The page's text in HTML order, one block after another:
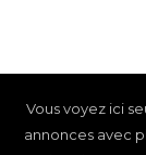
Vous voyez ici
annonces avec